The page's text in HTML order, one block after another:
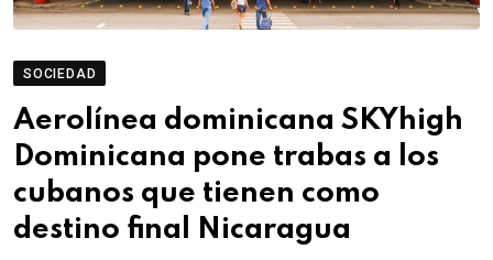
SOCIEDAD
Aerolínea dominicana SKYhigh
Dominicana pone trabas a los
cubanos que tienen como
destino final Nicaragua